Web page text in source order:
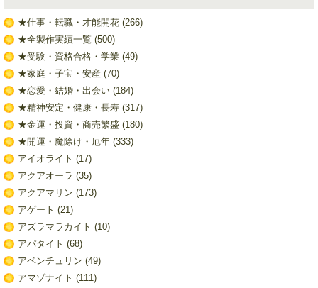
★仕事・転職・才能開花(266)
★全製作実績一覧 (500)
★受験・資格合格・学業(49)
★家庭・子宝・安産(70)
★恋愛・結婚・出会い(184)
★精神安定・健康・長寿(317)
★金運・投資・商売繁盛 (180)
★開運・魔除け・厄年(333)
アイオライト (17)
アクアオーラ (35)
アクアマリン (173)
アゲート (21)
アズラマラカイト (10)
アパタイト (68)
アベンチュリン (49)
アマゾナイト (111)